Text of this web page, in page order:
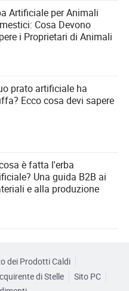
Artificiale per Animali
Cosa Devono
i Proprietari di Animali
prato artificiale ha
Ecco cosa devi sapere
è fatta l'erba
Una guida B2B ai
e alla produzione
dei Prodotti Caldi
di Stelle
Sito PC